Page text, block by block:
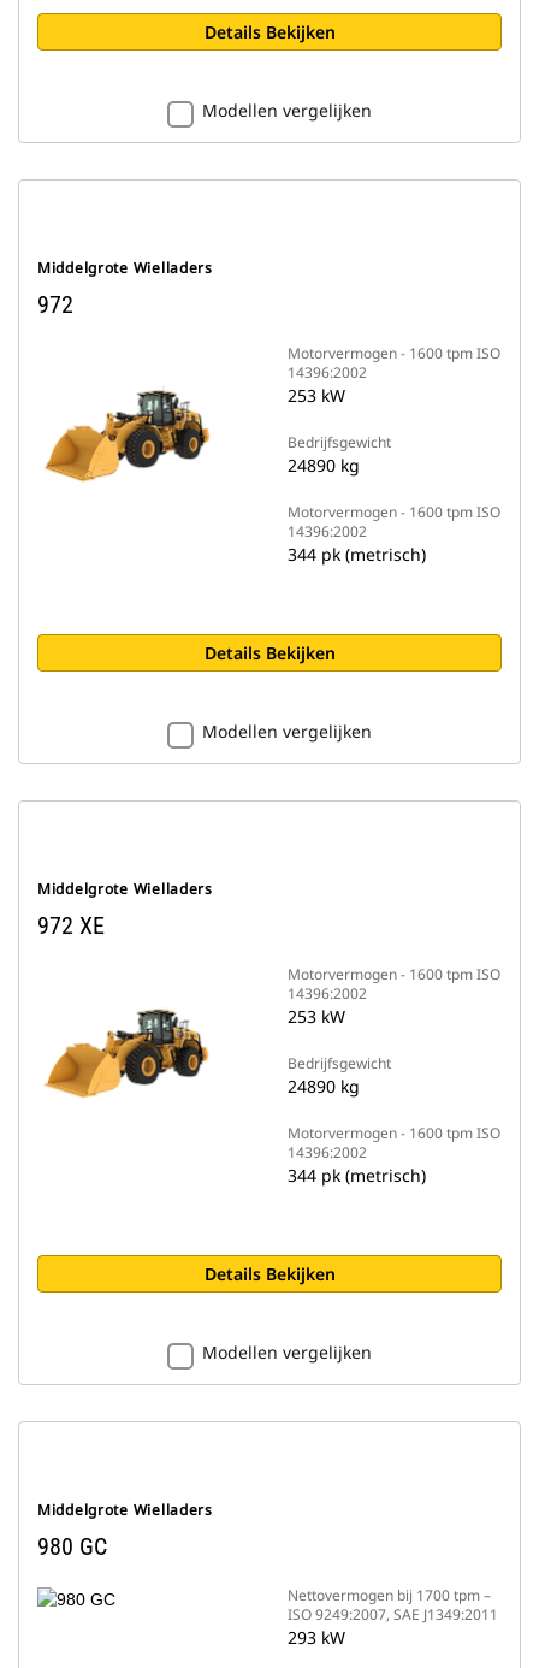
Details Bekijken
Modellen vergelijken
Middelgrote Wielladers
972
Motorvermogen - 1600 tpm ISO
14396:2002
253 kW
Bedrijfsgewicht
24890 kg
Motorvermogen - 1600 tpm ISO
14396:2002
344 pk (metrisch)
Details Bekijken
Modellen vergelijken
Middelgrote Wielladers
972 XE
Motorvermogen - 1600 tpm ISO
14396:2002
253 kW
Bedrijfsgewicht
24890 kg
Motorvermogen - 1600 tpm ISO
14396:2002
344 pk (metrisch)
Details Bekijken
Modellen vergelijken
Middelgrote Wielladers
980 GC
Nettovermogen bij 1700 tpm –
ISO 9249:2007, SAE J1349:2011
293 kW